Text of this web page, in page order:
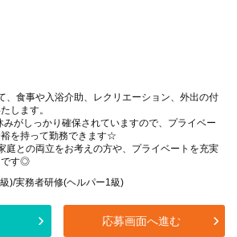
、食事や入浴介助、レクリエーション、外出の付
します。
がしっかり確保されていますので、プライベー
裕を持って勤務できます☆
庭との両立をお考えの方や、プライベートを充実
です◎
)/実務者研修(ヘルパー1級)
応募画面へ進む